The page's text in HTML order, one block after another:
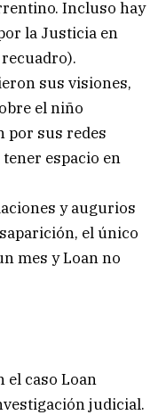
Incluso hay
la Justicia en
sus visiones,
el niño
por sus redes
espacio en
y augurios
el único
mes y Loan no
el caso Loan
judicial.